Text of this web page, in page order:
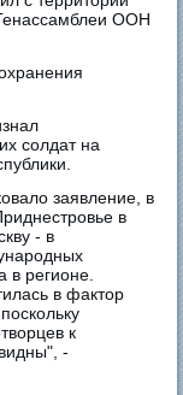
ООН
солдат на
заявление, в
в
- в
в регионе.
в фактор
к
-